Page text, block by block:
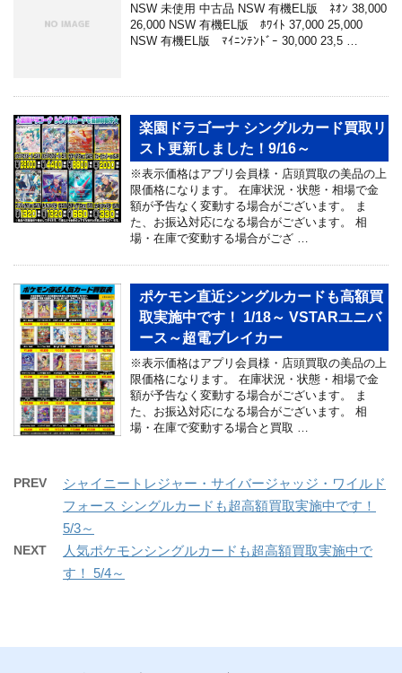
NSW 未使用 中古品 NSW 有機EL版 ﾈｵﾝ 38,000
26,000 NSW 有機EL版 ﾎﾜｲﾄ 37,000 25,000
NSW 有機EL版 ﾏｲﾆﾝﾃﾝﾄﾞｰ 30,000 23,5 …
楽園ドラゴーナ シングルカード買取リ
スト更新しました！9/16～
※表示価格はアプリ会員様・店頭買取の美品の上
限価格になります。 在庫状況・状態・相場で金
額が予告なく変動する場合がございます。 ま
た、お振込対応になる場合がございます。 相
場・在庫で変動する場合がござ …
ポケモン直近シングルカードも高額買
取実施中です！ 1/18～ VSTARユニバ
ース～超電ブレイカー
※表示価格はアプリ会員様・店頭買取の美品の上
限価格になります。 在庫状況・状態・相場で金
額が予告なく変動する場合がございます。 ま
た、お振込対応になる場合がございます。 相
場・在庫で変動する場合と買取 …
PREV
シャイニートレジャー・サイバージャッジ・ワイルド
フォース シングルカードも超高額買取実施中です！
5/3～
NEXT
人気ポケモンシングルカードも超高額買取実施中で
す！ 5/4～